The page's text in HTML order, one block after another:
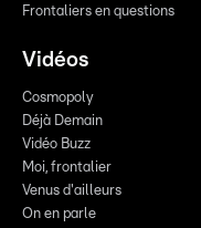
Frontaliers en questions
Vidéos
Cosmopoly
Déjà Demain
Vidéo Buzz
Moi, frontalier
Venus d'ailleurs
On en parle